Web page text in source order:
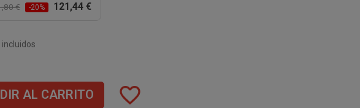
€ -20% 121,44 €
AL CARRITO favorite_border